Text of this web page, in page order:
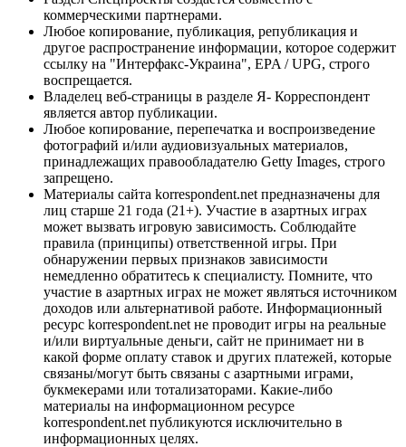
коммерческими партнерами.
Любое копирование, публикация, републикация и
другое распространение информации, которое содержит
ссылку на "Интерфакс-Украина", EPA / UPG, строго
воспрещается.
Владелец веб-страницы в разделе Я- Корреспондент
является автор публикации.
Любое копирование, перепечатка и воспроизведение
фотографий и/или аудиовизуальных материалов,
принадлежащих правообладателю Getty Images, строго
запрещено.
Материалы сайта korrespondent.net предназначены для
лиц старше 21 года (21+). Участие в азартных играх
может вызвать игровую зависимость. Соблюдайте
правила (принципы) ответственной игры. При
обнаружении первых признаков зависимости
немедленно обратитесь к специалисту. Помните, что
участие в азартных играх не может являться источником
доходов или альтернативой работе. Информационный
ресурс korrespondent.net не проводит игры на реальные
и/или виртуальные деньги, сайт не принимает ни в
какой форме оплату ставок и других платежей, которые
связаны/могут быть связаны с азартными играми,
букмекерами или тотализаторами. Какие-либо
материалы на информационном ресурсе
korrespondent.net публикуются исключительно в
информационных целях.